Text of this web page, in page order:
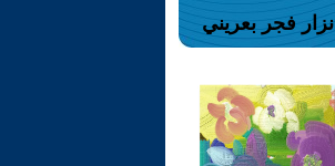
نزار فجر بعريني